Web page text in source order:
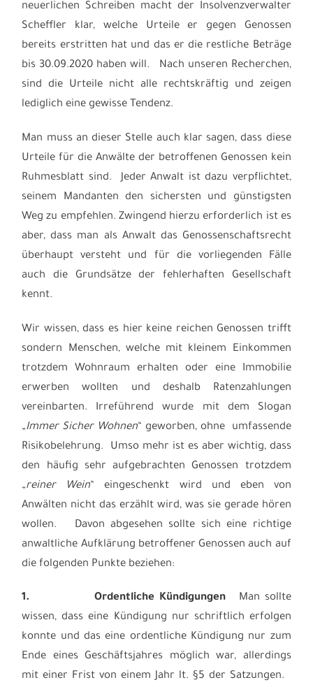
neuerlichen Schreiben macht der Insolvenzverwalter
Scheffler klar, welche Urteile er gegen Genossen
bereits erstritten hat und das er die restliche Beträge
bis 30.09.2020 haben will. Nach unseren Recherchen,
sind die Urteile nicht alle rechtskräftig und zeigen
lediglich eine gewisse Tendenz.
Man muss an dieser Stelle auch klar sagen, dass diese
Urteile für die Anwälte der betroffenen Genossen kein
Ruhmesblatt sind. Jeder Anwalt ist dazu verpflichtet,
seinem Mandanten den sichersten und günstigsten
Weg zu empfehlen. Zwingend hierzu erforderlich ist es
aber, dass man als Anwalt das Genossenschaftsrecht
überhaupt versteht und für die vorliegenden Fälle
auch die Grundsätze der fehlerhaften Gesellschaft
kennt.
Wir wissen, dass es hier keine reichen Genossen trifft
sondern Menschen, welche mit kleinem Einkommen
trotzdem Wohnraum erhalten oder eine Immobilie
erwerben wollten und deshalb Ratenzahlungen
vereinbarten. Irreführend wurde mit dem Slogan
„Immer Sicher Wohnen“ geworben, ohne umfassende
Risikobelehrung. Umso mehr ist es aber wichtig, dass
den häufig sehr aufgebrachten Genossen trotzdem
„reiner Wein“ eingeschenkt wird und eben von
Anwälten nicht das erzählt wird, was sie gerade hören
wollen. Davon abgesehen sollte sich eine richtige
anwaltliche Aufklärung betroffener Genossen auch auf
die folgenden Punkte beziehen:
1. Ordentliche Kündigungen
Man sollte
wissen, dass eine Kündigung nur schriftlich erfolgen
konnte und das eine ordentliche Kündigung nur zum
Ende eines Geschäftsjahres möglich war, allerdings
mit einer Frist von einem Jahr lt. §5 der Satzungen.